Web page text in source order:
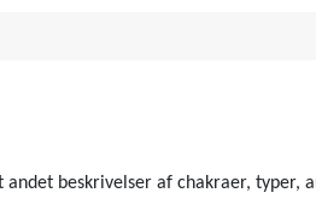
andet beskrivelser af chakraer,